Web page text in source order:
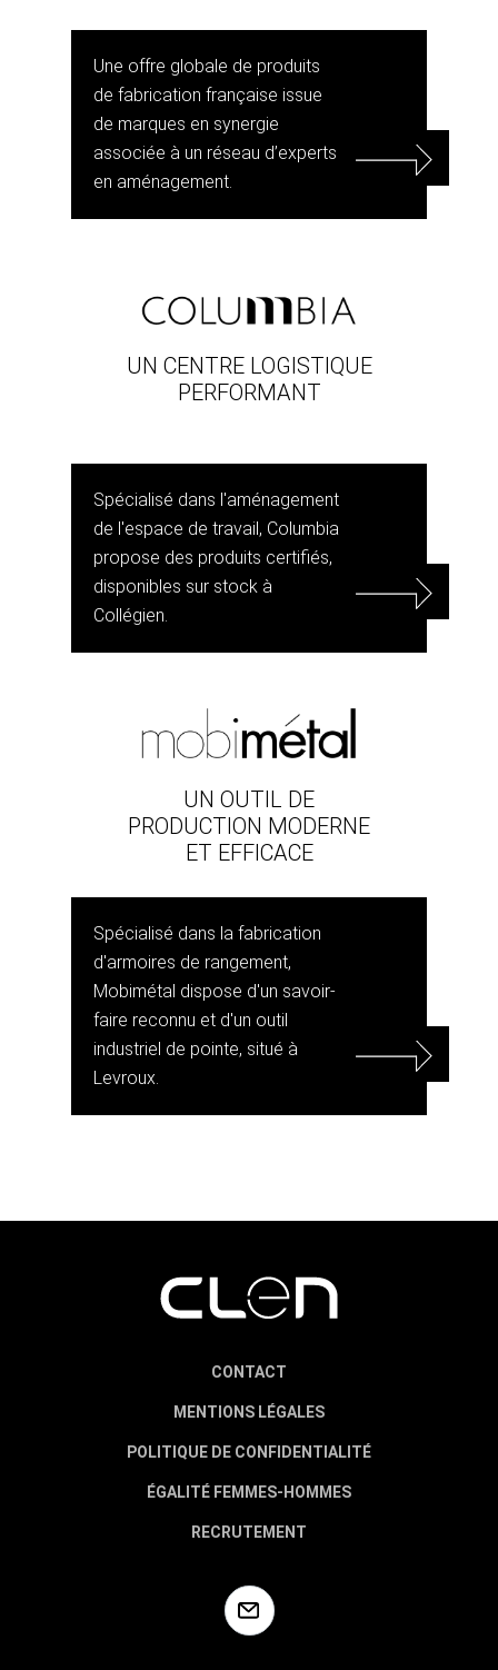
Une offre globale de produits
de fabrication française issue
de marques en synergie
associée à un réseau d’experts
en aménagement.
UN CENTRE LOGISTIQUE
PERFORMANT
Spécialisé dans l'aménagement
de l'espace de travail, Columbia
propose des produits certifiés,
disponibles sur stock à
Collégien.
UN OUTIL DE
PRODUCTION MODERNE
ET EFFICACE
Spécialisé dans la fabrication
d'armoires de rangement,
Mobimétal dispose d'un savoir-
faire reconnu et d'un outil
industriel de pointe, situé à
Levroux.
CONTACT
MENTIONS LÉGALES
POLITIQUE DE CONFIDENTIALITÉ
ÉGALITÉ FEMMES-HOMMES
RECRUTEMENT